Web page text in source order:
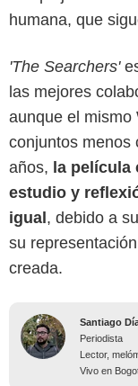
humana, que
'The Searchers'
las mejores
aunque el mismo
conjuntos menos
años, la
estudio y
igual , debido a
su
creada.
Santiago
Periodista
Lector,
Vivo en